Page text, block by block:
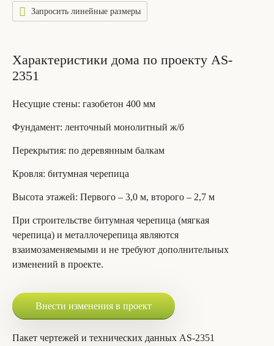
Запросить линейные размеры
Характеристики дома по проекту AS-
2351
Несущие стены: газобетон 400 мм
Фундамент: ленточный монолитный ж/б
Перекрытия: по деревянным балкам
Кровля: битумная черепица
Высота этажей: Первого – 3,0 м, второго – 2,7 м
При строительстве битумная черепица (мягкая
черепица) и металлочерепица являются
взаимозаменяемыми и не требуют дополнительных
изменений в проекте.
Внести изменения в проект
Пакет чертежей и технических данных AS-2351